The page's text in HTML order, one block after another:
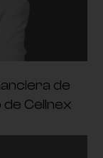
de
Cellnex